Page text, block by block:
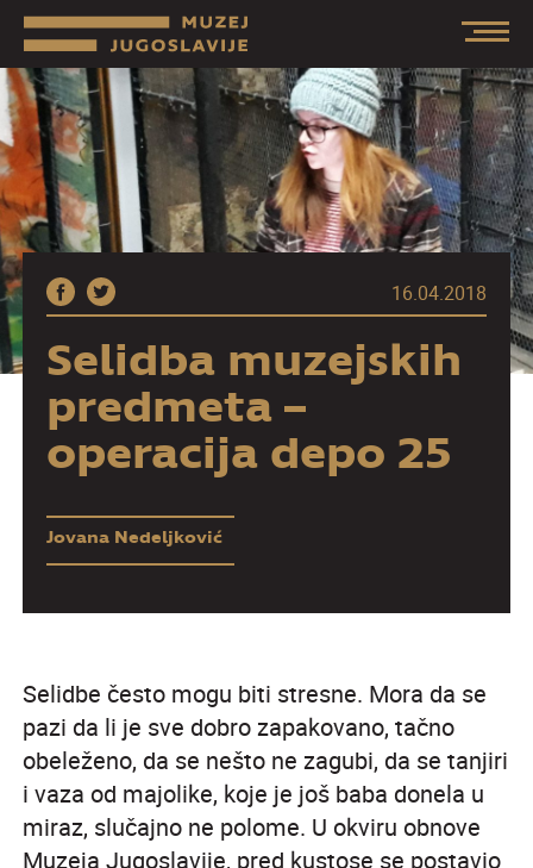
16.04.2018
Selidba muzejskih
predmeta –
operacija depo 25
Jovana Nedeljković
Selidbe često mogu biti stresne. Mora da se
pazi da li je sve dobro zapakovano, tačno
obeleženo, da se nešto ne zagubi, da se tanjiri
i vaza od majolike, koje je još baba donela u
miraz, slučajno ne polome. U okviru obnove
Muzeja Jugoslavije, pred kustose se postavio